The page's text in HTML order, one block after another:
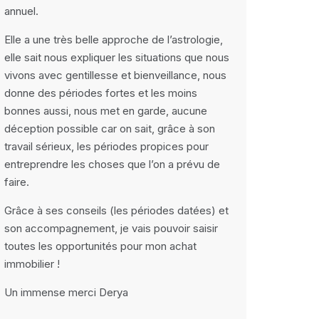
annuel.
Elle a une très belle approche de l’astrologie,
elle sait nous expliquer les situations que nous
vivons avec gentillesse et bienveillance, nous
donne des périodes fortes et les moins
bonnes aussi, nous met en garde, aucune
déception possible car on sait, grâce à son
travail sérieux, les périodes propices pour
entreprendre les choses que l’on a prévu de
faire.
Grâce à ses conseils (les périodes datées) et
son accompagnement, je vais pouvoir saisir
toutes les opportunités pour mon achat
immobilier !
Un immense merci Derya